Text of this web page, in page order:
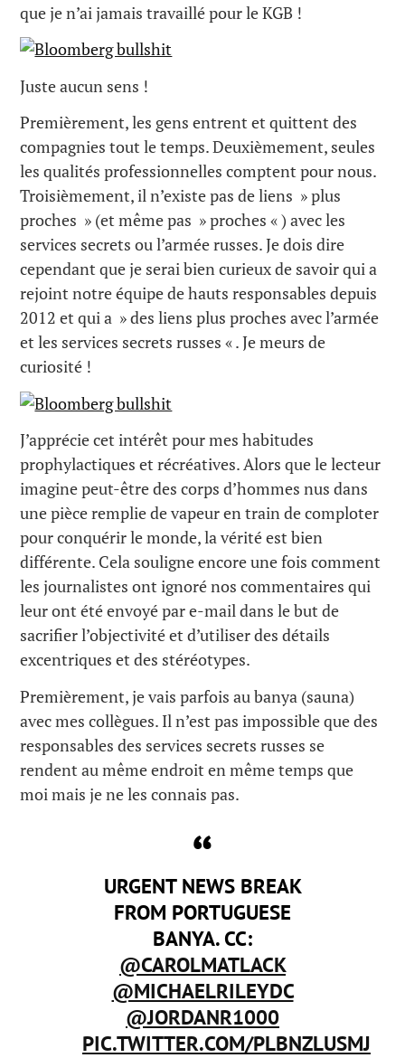
que je n’ai jamais travaillé pour le KGB !
Juste aucun sens !
Premièrement, les gens entrent et quittent des
compagnies tout le temps. Deuxièmement, seules
les qualités professionnelles comptent pour nous.
Troisièmement, il n’existe pas de liens » plus
proches » (et même pas » proches « ) avec les
services secrets ou l’armée russes. Je dois dire
cependant que je serai bien curieux de savoir qui a
rejoint notre équipe de hauts responsables depuis
2012 et qui a » des liens plus proches avec l’armée
et les services secrets russes « . Je meurs de
curiosité !
J’apprécie cet intérêt pour mes habitudes
prophylactiques et récréatives. Alors que le lecteur
imagine peut-être des corps d’hommes nus dans
une pièce remplie de vapeur en train de comploter
pour conquérir le monde, la vérité est bien
différente. Cela souligne encore une fois comment
les journalistes ont ignoré nos commentaires qui
leur ont été envoyé par e-mail dans le but de
sacrifier l’objectivité et d’utiliser des détails
excentriques et des stéréotypes.
Premièrement, je vais parfois au banya (sauna)
avec mes collègues. Il n’est pas impossible que des
responsables des services secrets russes se
rendent au même endroit en même temps que
moi mais je ne les connais pas.
URGENT NEWS BREAK
FROM PORTUGUESE
BANYA. CC:
@CAROLMATLACK
@MICHAELRILEYDC
@JORDANR1000
PIC.TWITTER.COM/PLBNZLUSMJ